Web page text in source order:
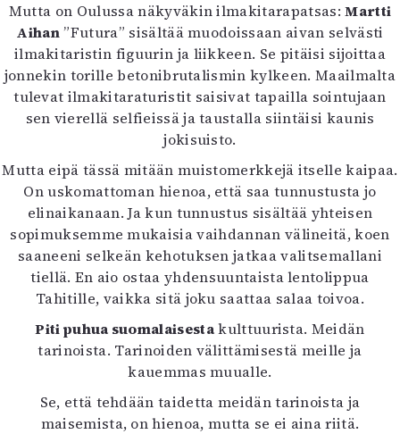
Mutta on Oulussa näkyväkin ilmakitarapatsas:Martti
Aihan ”Futura” sisältää muodoissaan aivan selvästi
ilmakitaristin figuurin ja liikkeen. Se pitäisi sijoittaa
jonnekin torille betonibrutalismin kylkeen. Maailmalta
tulevat ilmakitaraturistit saisivat tapailla sointujaan
sen vierellä selfieissä ja taustalla siintäisi kaunis
jokisuisto.
Mutta eipä tässä mitään muistomerkkejä itselle kaipaa.
On uskomattoman hienoa, että saa tunnustusta jo
elinaikanaan. Ja kun tunnustus sisältää yhteisen
sopimuksemme mukaisia vaihdannan välineitä, koen
saaneeni selkeän kehotuksen jatkaa valitsemallani
tiellä. En aio ostaa yhdensuuntaista lentolippua
Tahitille, vaikka sitä joku saattaa salaa toivoa.
Piti puhua suomalaisestakulttuurista. Meidän
tarinoista. Tarinoiden välittämisestä meille ja
kauemmas muualle.
Se, että tehdään taidetta meidän tarinoista ja
maisemista, on hienoa, mutta se ei aina riitä.